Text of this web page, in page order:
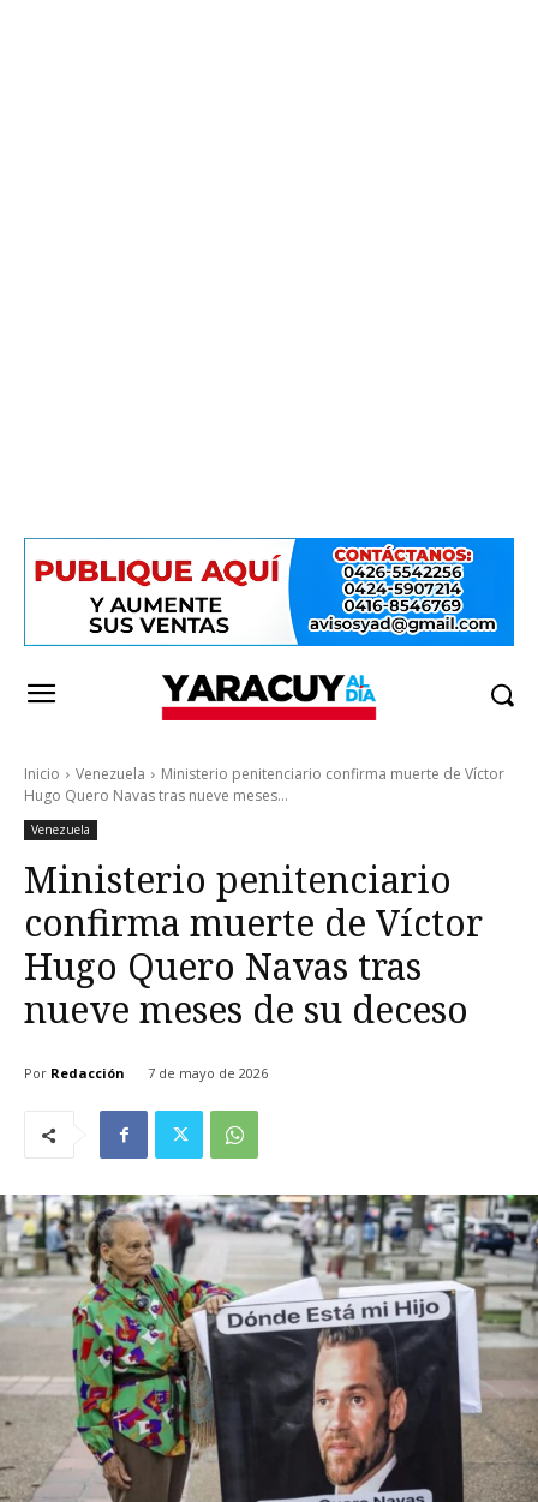
Inicio Venezuela
Ministerio penitenciario confirma muerte de Víctor
Hugo Quero Navas tras nueve meses...
Venezuela
Ministerio penitenciario
confirma muerte de Víctor
Hugo Quero Navas tras
nueve meses de su deceso
Por Redacción 7 de mayo de 2026